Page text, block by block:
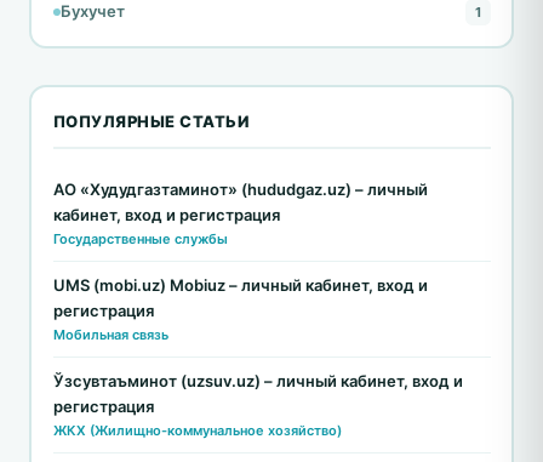
Бухучет 1
ПОПУЛЯРНЫЕ СТАТЬИ
АО «Худудгазтаминот» (hududgaz.uz) – личный
кабинет, вход и регистрация
Государственные службы
UMS (mobi.uz) Mobiuz – личный кабинет, вход и
регистрация
Мобильная связь
Ўзсувтаъминот (uzsuv.uz) – личный кабинет, вход и
регистрация
ЖКХ (Жилищно-коммунальное хозяйство)